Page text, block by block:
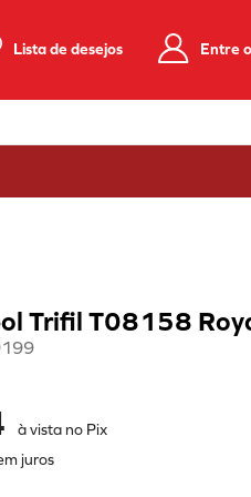
Lista de desejos Entre
Trifil T08158
à vista no Pix
juros